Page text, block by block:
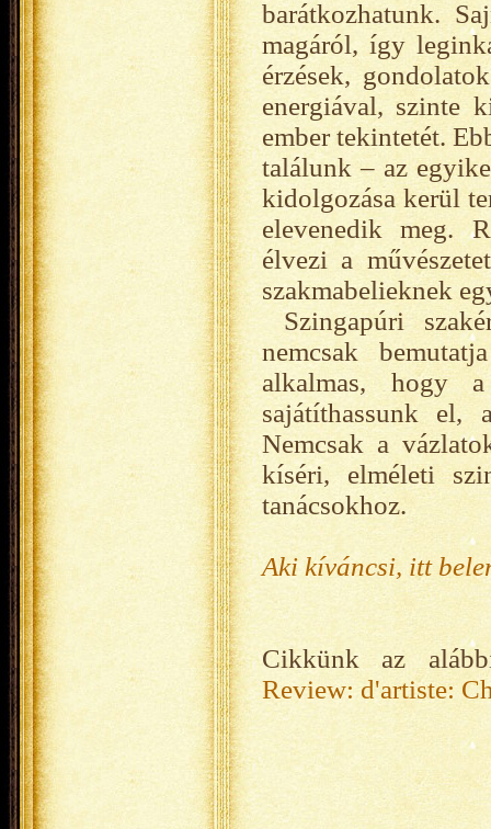
barátkozhatunk.
magáról, így
érzések,
energiával, szinte
ember tekintetét.
találunk – az
kidolgozása kerül
elevenedik meg.
élvezi a
szakmabelieknek
Szingapúri
nemcsak
alkalmas, hogy
sajátíthassunk el,
Nemcsak a
kíséri, elméleti
tanácsokhoz.
Aki kíváncsi, itt
Cikkünk az
Review: d'artiste: